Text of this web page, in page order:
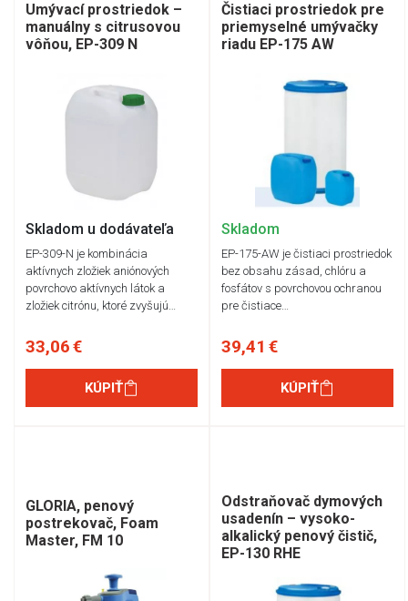
Umývací prostriedok –
manuálny s citrusovou
vôňou, EP-309 N
Skladom u dodávateľa
EP-309-N je kombinácia
aktívnych zložiek aniónových
povrchovo aktívnych látok a
zložiek citrónu, ktoré zvyšujú…
33,06 €
KÚPIŤ
Čistiaci prostriedok pre
priemyselné umývačky
riadu EP-175 AW
Skladom
EP-175-AW je čistiaci prostriedok
bez obsahu zásad, chlóru a
fosfátov s povrchovou ochranou
pre čistiace…
39,41 €
KÚPIŤ
GLORIA, penový
postrekovač, Foam
Master, FM 10
Odstraňovač dymových
usadenín – vysoko-
alkalický penový čistič,
EP-130 RHE